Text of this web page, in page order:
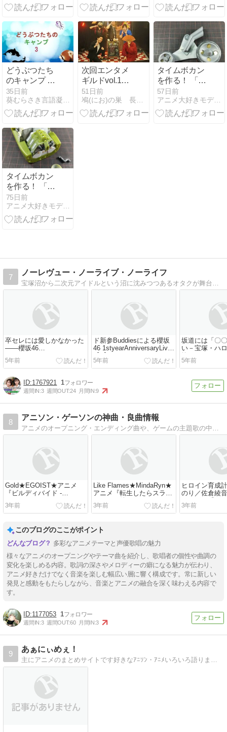
粋）
どうぶつたち
のキャンプ 第
108話
35日前
次回エンタメ
ギルドvol.135
は6/28(日)
51日前
鳰(にお)の巣 長田におのブログ
タイムボカン
を作る！ 「ト
ッキュウザウ
ルス」編（そ
の8）
57日前
アニメ大好きモデラーのスクラッチビルド研究室
タイムボカン
を作る！ 「タ
イムメカブト
ン」編（その
4）
75日前
アニメ大好きモデラーのスクラッチビルド研究室
7
ノーレヴュー・ノーライブ・ノーライフ
卒セレには愛しかなかった
――櫻坂46
1styearAnniversaryLive
【2】
5年前
ド新参Buddiesによる櫻坂
46 1styearAnniversaryLive
【1】
5年前
坂道には「〇
い－宝塚・ハ
較から－
5年前
1767921 1
週間IN:3 週間OUT:24 月間IN:9
8
アニソン・ゲーソンの神曲・良曲情報
Gold★EGOIST★アニメ
『ビルディバイド -
#FFFFFF-』
3年前
Like Flames★MindaRyn★
アニメ『転生したらスライ
ムだった件』
3年前
ヒロイン育成
のり／佐倉綾
★アニメ『ヒ
の!〜嫌われヒ
3年前
このブログのここがポイント
多彩なアニメテーマと声優歌唱の魅力
様々なアニメのオープニングやテーマ曲を紹介し、歌唱者の個性や曲調の
変化を楽しめる内容。歌詞の深さやメロディーの癖になる魅力が伝わり、
アニメ好きだけでなく音楽を楽しむ幅広い層に響く構成です。常に新しい
発見と感動をもたらしながら、音楽とアニメの融合を深く味わえる内容で
す。
1177053 1
週間IN:3 週間OUT:60 月間IN:3
9
あぁにぃめぇ！
主にアニメのまとめサイトです好きなｱﾆｿﾝ・ｱﾆﾒいろいろ語りましょうｗ